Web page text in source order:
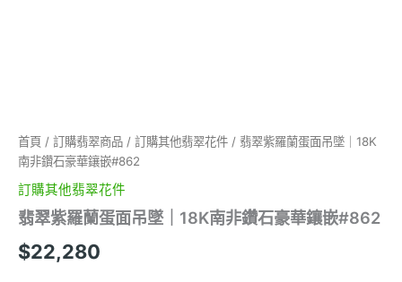
首頁 / 訂購翡翠商品 / 訂購其他翡翠花件 / 翡翠紫羅蘭蛋面吊墜｜18K
南非鑽石豪華鑲嵌#862
訂購其他翡翠花件
翡翠紫羅蘭蛋面吊墜｜18K南非鑽石豪華鑲嵌#862
$22,280
豪
華
鑲
嵌
#862
量